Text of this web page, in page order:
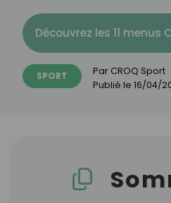
Découvrez les 11 menus
SPORT Par CROQ Sport
Publié le 16/04/